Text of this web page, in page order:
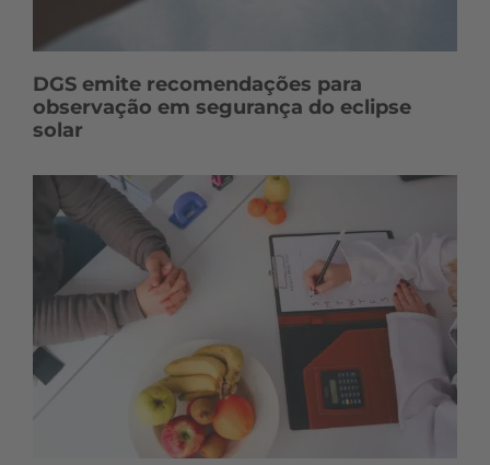
DGS emite recomendações para
observação em segurança do eclipse
solar